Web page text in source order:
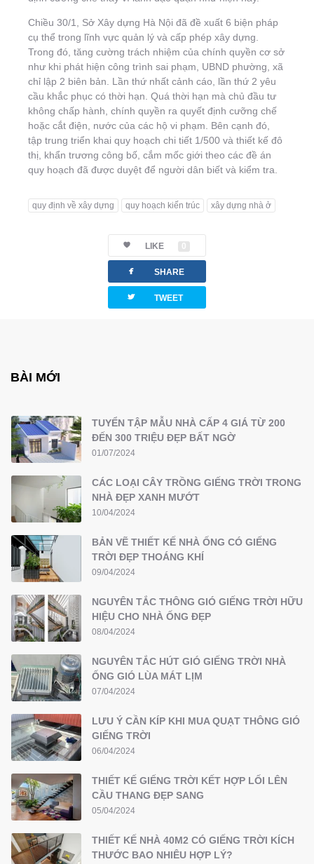
Chiều 30/1, Sở Xây dựng Hà Nội đã đề xuất 6 biện pháp
cụ thể trong lĩnh vực quản lý và cấp phép xây dựng.
Trong đó, tăng cường trách nhiệm của chính quyền cơ sở
như khi phát hiện công trình sai phạm, UBND phường, xã
chỉ lập 2 biên bản. Lần thứ nhất cảnh cáo, lần thứ 2 yêu
cầu khắc phục có thời hạn. Quá thời hạn mà chủ đầu tư
không chấp hành, chính quyền ra quyết định cưỡng chế
hoặc cắt điện, nước của các hộ vi phạm. Bên cạnh đó,
tập trung triển khai quy hoạch chi tiết 1/500 và thiết kế đô
thị, khẩn trương công bố, cắm mốc giới theo các đề án
quy hoạch đã được duyệt để người dân biết và kiểm tra.
quy định về xây dựng quy hoạch kiến trúc xây dựng nhà ở
LIKE 0
facebook SHARE
twitterbird TWEET
BÀI MỚI
TUYỂN TẬP MẪU NHÀ CẤP 4 GIÁ TỪ 200
ĐẾN 300 TRIỆU ĐẸP BẤT NGỜ
01/07/2024
CÁC LOẠI CÂY TRỒNG GIẾNG TRỜI TRONG
NHÀ ĐẸP XANH MƯỚT
10/04/2024
BẢN VẼ THIẾT KẾ NHÀ ỐNG CÓ GIẾNG
TRỜI ĐẸP THOÁNG KHÍ
09/04/2024
NGUYÊN TẮC THÔNG GIÓ GIẾNG TRỜI HỮU
HIỆU CHO NHÀ ỐNG ĐẸP
08/04/2024
NGUYÊN TẮC HÚT GIÓ GIẾNG TRỜI NHÀ
ỐNG GIÓ LÙA MÁT LỊM
07/04/2024
LƯU Ý CẦN KÍP KHI MUA QUẠT THÔNG GIÓ
GIẾNG TRỜI
06/04/2024
THIẾT KẾ GIẾNG TRỜI KẾT HỢP LỐI LÊN
CẦU THANG ĐẸP SANG
05/04/2024
THIẾT KẾ NHÀ 40M2 CÓ GIẾNG TRỜI KÍCH
THƯỚC BAO NHIÊU HỢP LÝ?